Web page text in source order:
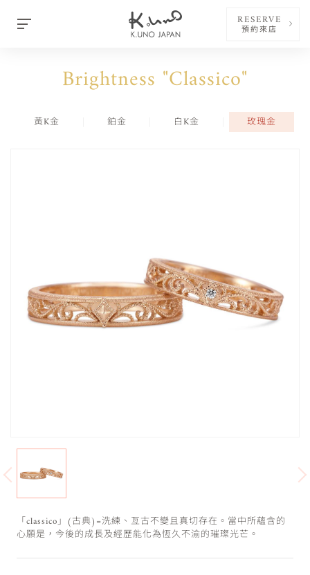
RESERVE
預約來店
Brightness "Classico"
黃K金 鉑金 白K金 玫瑰金
「classico」(古典)=洗練、亙古不變且真切存在。當中所蘊含的
心願是，今後的成長及經歷能化為恆久不渝的璀璨光芒。